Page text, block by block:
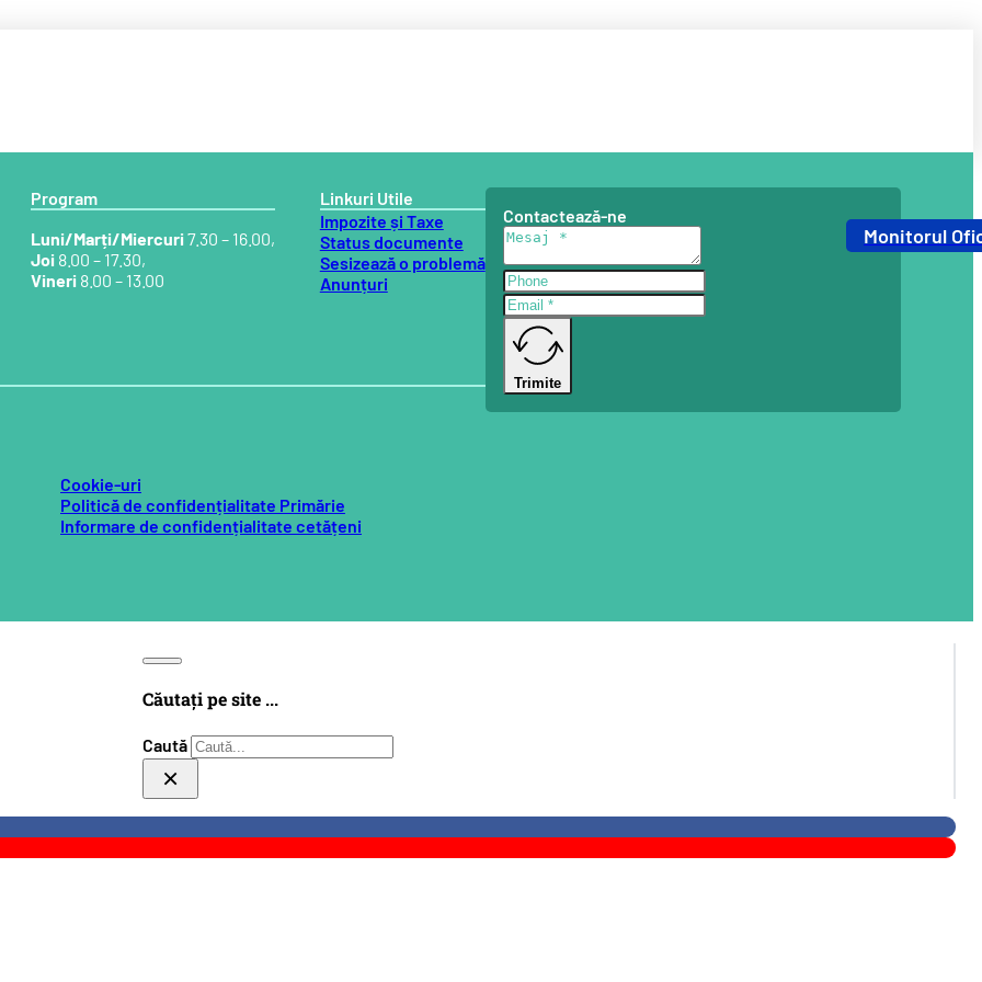
Căutați pe site ...
Caută
×
Monitorul
Program
Luni/Marți/Miercuri7.30 – 16.00,
Joi8.00 – 17.30,
Vineri8.00 – 13.00
Linkuri Utile
Impozite și Taxe
Status documente
Sesizează o problemă
Anunțuri
Cookie-uri
Politică de confidențialitate Primărie
Informare de confidențialitate cetățeni
Contactează-ne
Trimite